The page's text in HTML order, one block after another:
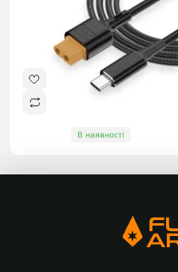
В наявності